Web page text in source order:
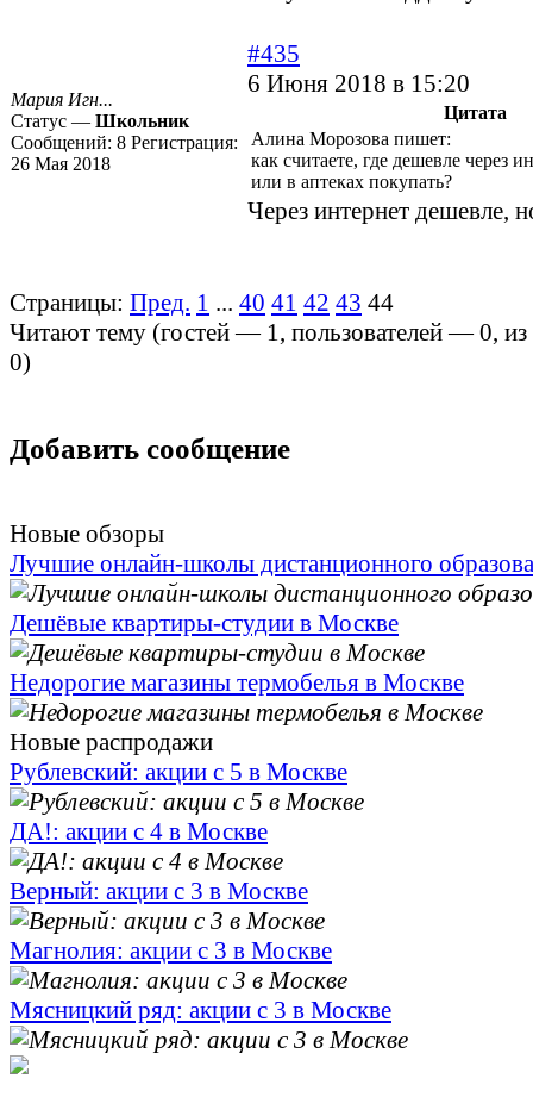
Мария Игн...
Статус — Школьник
Сообщений: 8 Регистрация:
26 Мая 2018
#435
6 Июня 2018 в 15:20
Цитата
Алина Морозова пишет:
как считаете, где дешевле через
или в аптеках покупать?
Через интернет дешевле,
Страницы: Пред. 1 ... 40 41 42 43 44
Читают тему (гостей — 1, пользователей —0,
0)
Добавить сообщение
Новые обзоры
Лучшие онлайн-школы дистанционного
Дешёвые квартиры-студии в Москве
Недорогие магазины термобелья в Москве
Новые распродажи
Рублевский: акции с 5 в Москве
ДА!: акции с 4 в Москве
Верный: акции с 3 в Москве
Магнолия: акции с 3 в Москве
Мясницкий ряд: акции с 3 в Москве